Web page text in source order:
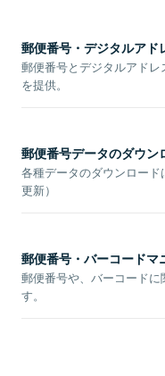
郵便番号・デジタルアド
郵便番号とデジタルアド
を提供。
郵便番号データのダウン
各種データのダウンロー
更新）
郵便番号・バーコードマ
郵便番号や、バーコード
す。